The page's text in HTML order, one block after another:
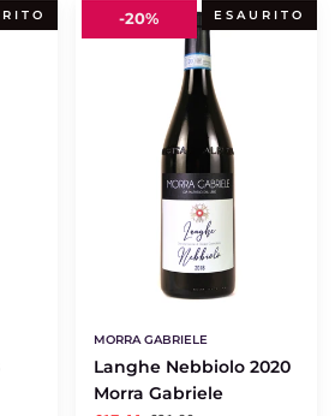
Langhe
Nebbiolo
ESAURITO
MORRA GABRIELE
Langhe Nebbiolo 2020
Morra Gabriele
-20%